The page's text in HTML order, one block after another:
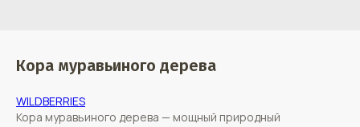
Кора муравьиного дерева
WILDBERRIES
Кора муравьиного дерева — мощный природный